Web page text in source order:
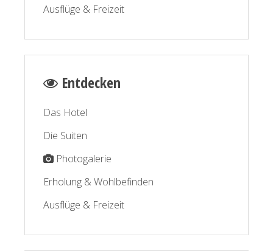
Ausflüge & Freizeit
Entdecken
Das Hotel
Die Suiten
Photogalerie
Erholung & Wohlbefinden
Ausflüge & Freizeit